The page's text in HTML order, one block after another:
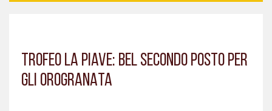
TROFEO LA PIAVE: BEL SECONDO POSTO PER
GLI OROGRANATA